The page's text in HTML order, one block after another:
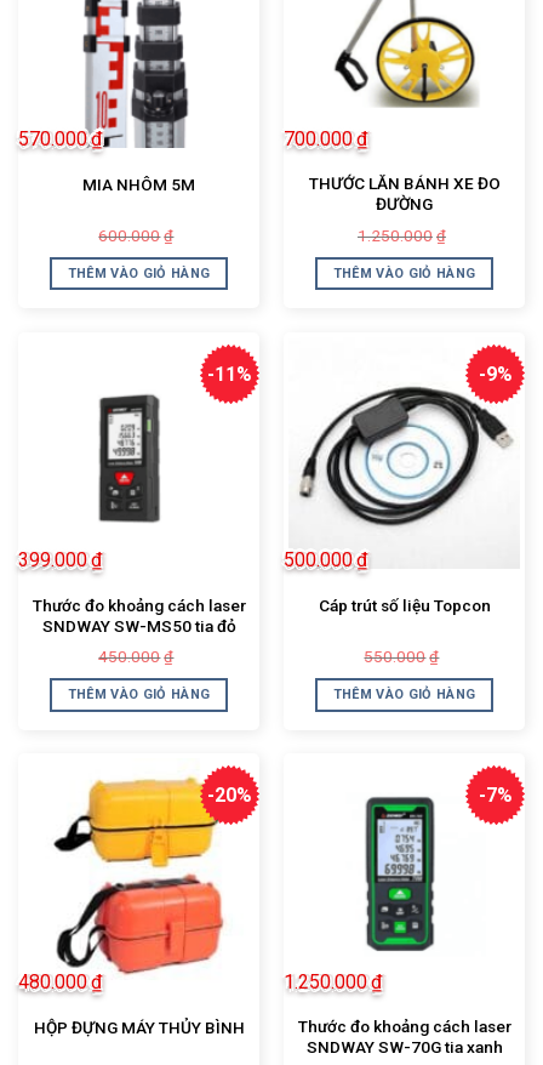
MIA NHÔM 5M
600.000 ₫
là:
600.000₫.
570.000₫
tại
là:
THÊM VÀO GIỎ HÀNG
THƯỚC LĂN BÁNH XE ĐO
ĐƯỜNG
1.250.000 ₫
là:
1.250.000₫.
700.000₫
tại
là:
THÊM VÀO GIỎ HÀNG
-11%
Thước đo khoảng cách laser
SNDWAY SW-MS50 tia đỏ
450.000 ₫
là:
450.000₫.
399.000₫
tại
là:
399.000₫.
THÊM VÀO GIỎ HÀNG
-9%
Cáp trút số liệu Topcon
550.000 ₫
là:
550.000₫.
500.000₫
tại
là:
500.000₫.
THÊM VÀO GIỎ HÀNG
-20%
HỘP ĐỰNG MÁY THỦY BÌNH
480.000₫
-7%
Thước đo khoảng cách laser
SNDWAY SW-70G tia xanh
1.250.000₫